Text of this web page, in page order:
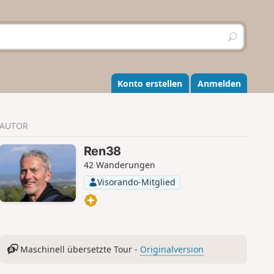
S
u
h
e
n
Konto erstellen Anmelden
AUTOR
Ren38
42 Wanderungen
Visorando-Mitglied
Maschinell übersetzte Tour - Originalversion